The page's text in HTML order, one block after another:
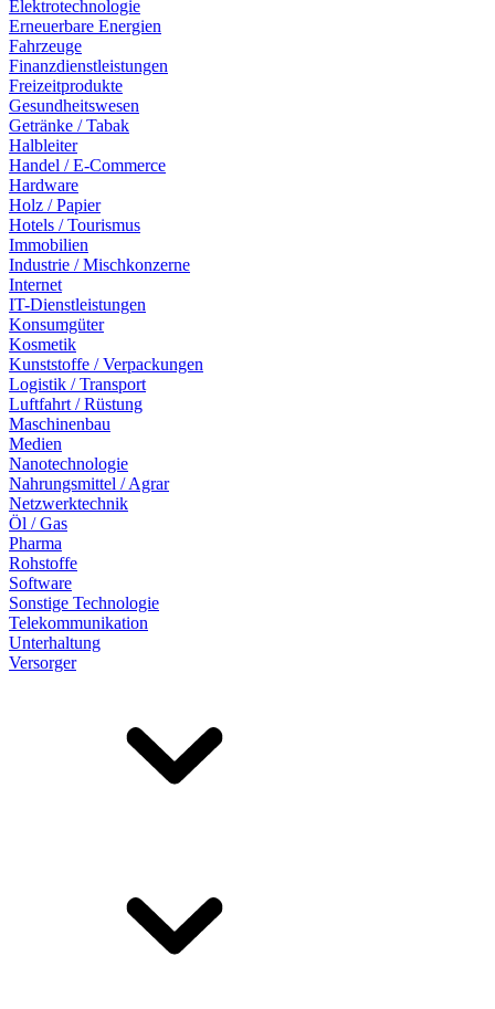
Elektrotechnologie
Erneuerbare Energien
Fahrzeuge
Finanzdienstleistungen
Freizeitprodukte
Gesundheitswesen
Getränke / Tabak
Halbleiter
Handel / E-Commerce
Hardware
Holz / Papier
Hotels / Tourismus
Immobilien
Industrie / Mischkonzerne
Internet
IT-Dienstleistungen
Konsumgüter
Kosmetik
Kunststoffe / Verpackungen
Logistik / Transport
Luftfahrt / Rüstung
Maschinenbau
Medien
Nanotechnologie
Nahrungsmittel / Agrar
Netzwerktechnik
Öl / Gas
Pharma
Rohstoffe
Software
Sonstige Technologie
Telekommunikation
Unterhaltung
Versorger